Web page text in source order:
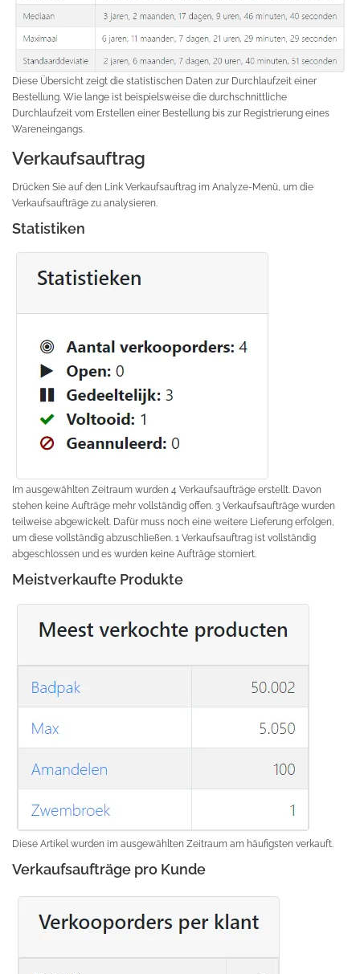
Diese Übersicht zeigt die statistischen Daten zur Durchlaufzeit einer
Bestellung. Wie lange ist beispielsweise die durchschnittliche
Durchlaufzeit vom Erstellen einer Bestellung bis zur Registrierung eines
Wareneingangs.
Verkaufsauftrag
Drücken Sie auf den Link Verkaufsauftrag im Analyze-Menü, um die
Verkaufsaufträge zu analysieren.
Statistiken
Im ausgewählten Zeitraum wurden 4 Verkaufsaufträge erstellt. Davon
stehen keine Aufträge mehr vollständig offen. 3 Verkaufsaufträge wurden
teilweise abgewickelt. Dafür muss noch eine weitere Lieferung erfolgen,
um diese vollständig abzuschließen. 1 Verkaufsauftrag ist vollständig
abgeschlossen und es wurden keine Aufträge storniert.
Meistverkaufte Produkte
Diese Artikel wurden im ausgewählten Zeitraum am häufigsten verkauft.
Verkaufsaufträge pro Kunde